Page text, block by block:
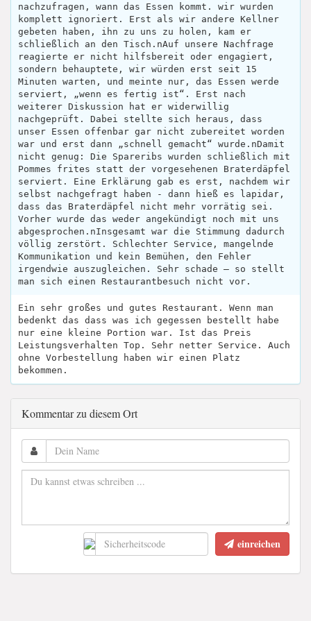
nachzufragen, wann das Essen kommt. wir wurden
komplett ignoriert. Erst als wir andere Kellner
gebeten haben, ihn zu uns zu holen, kam er
schließlich an den Tisch.nAuf unsere Nachfrage
reagierte er nicht hilfsbereit oder engagiert,
sondern behauptete, wir würden erst seit 15
Minuten warten, und meinte nur, das Essen werde
serviert, „wenn es fertig ist“. Erst nach
weiterer Diskussion hat er widerwillig
nachgeprüft. Dabei stellte sich heraus, dass
unser Essen offenbar gar nicht zubereitet worden
war und erst dann „schnell gemacht“ wurde.nDamit
nicht genug: Die Spareribs wurden schließlich mit
Pommes frites statt der vorgesehenen Braterdäpfel
serviert. Eine Erklärung gab es erst, nachdem wir
selbst nachgefragt haben - dann hieß es lapidar,
dass das Braterdäpfel nicht mehr vorrätig sei.
Vorher wurde das weder angekündigt noch mit uns
abgesprochen.nInsgesamt war die Stimmung dadurch
völlig zerstört. Schlechter Service, mangelnde
Kommunikation und kein Bemühen, den Fehler
irgendwie auszugleichen. Sehr schade – so stellt
man sich einen Restaurantbesuch nicht vor.
Ein sehr großes und gutes Restaurant. Wenn man
bedenkt das dass was ich gegessen bestellt habe
nur eine kleine Portion war. Ist das Preis
Leistungsverhalten Top. Sehr netter Service. Auch
ohne Vorbestellung haben wir einen Platz
bekommen.
Kommentar zu diesem Ort
einreichen